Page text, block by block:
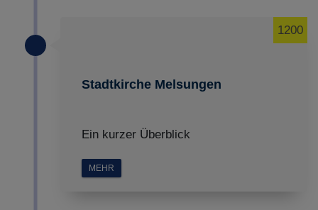
Stadtkirche Melsungen
1200
Ein kurzer Überblick
MEHR